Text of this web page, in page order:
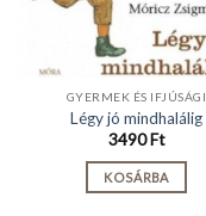
GYERMEK ÉS IFJÚSÁGI
Légy jó mindhalálig
3490Ft
KOSÁRBA